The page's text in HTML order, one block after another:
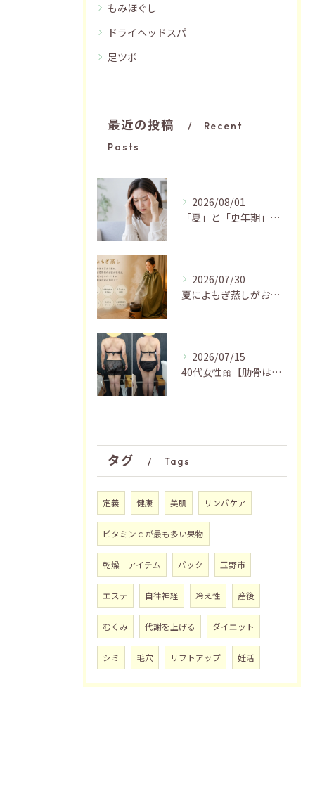
もみほぐし
ドライヘッドスパ
足ツボ
最近の投稿
Recent
Posts
2026/08/01
「夏」と「更年期」の関係…おすすめの過ごし方🍃
2026/07/30
夏によもぎ蒸しがおすすめの理由✨
2026/07/15
40代女性🎀【肋骨はがし＋お腹瘦せマッサージ90分】
タグ Tags
定義 健康 美肌 リンパケア
ビタミンｃが最も多い果物
乾燥 アイテム パック 玉野市
エステ 自律神経 冷え性 産後
むくみ 代謝を上げる ダイエット
シミ 毛穴 リフトアップ 妊活